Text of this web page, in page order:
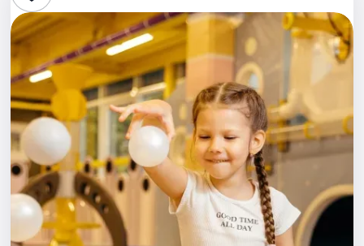
Стендап
Выставки
Квесты
Экскурсии
Спорт
События